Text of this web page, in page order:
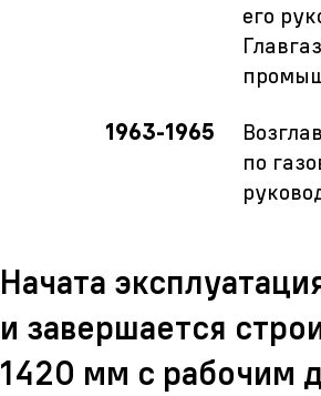
его
1963-1965
по
Начата
и завершается
1420 мм с рабочим